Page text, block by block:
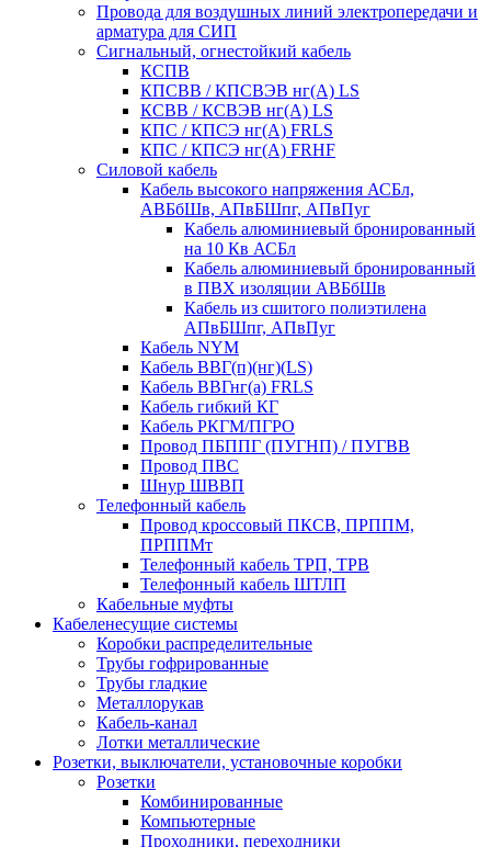
Провода для воздушных линий электропередачи и
арматура для СИП
Сигнальный, огнестойкий кабель
КСПВ
КПСВВ / КПСВЭВ нг(А) LS
КСВВ / КСВЭВ нг(А) LS
КПС / КПСЭ нг(А) FRLS
КПС / КПСЭ нг(А) FRHF
Силовой кабель
Кабель высокого напряжения АСБл,
АВБбШв, АПвБШпг, АПвПуг
Кабель алюминиевый бронированный
на 10 Кв АСБл
Кабель алюминиевый бронированный
в ПВХ изоляции АВБбШв
Кабель из сшитого полиэтилена
АПвБШпг, АПвПуг
Кабель NYM
Кабель ВВГ(п)(нг)(LS)
Кабель ВВГнг(а) FRLS
Кабель гибкий КГ
Кабель РКГМ/ПГРО
Провод ПБППГ (ПУГНП) / ПУГВВ
Провод ПВС
Шнур ШВВП
Телефонный кабель
Провод кроссовый ПКСВ, ПРППМ,
ПРППМт
Телефонный кабель ТРП, ТРВ
Телефонный кабель ШТЛП
Кабельные муфты
Кабеленесущие системы
Коробки распределительные
Трубы гофрированные
Трубы гладкие
Металлорукав
Кабель-канал
Лотки металлические
Розетки, выключатели, установочные коробки
Розетки
Комбинированные
Компьютерные
Проходники, переходники